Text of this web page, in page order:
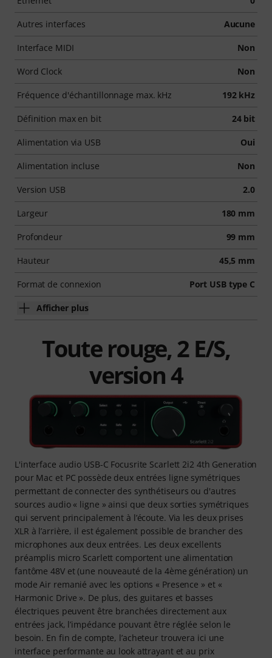
Autres interfaces Aucune
Interface MIDI Non
Word Clock Non
Fréquence d'échantillonnage max. kHz 192 kHz
Définition max en bit 24 bit
Alimentation via USB Oui
Alimentation incluse Non
Version USB 2.0
Largeur 180 mm
Profondeur 99 mm
Hauteur 45,5 mm
Format de connexion Port USB type C
Afficher plus
Toute rouge, 2 E/S,
version 4
L'interface audio USB-C Focusrite Scarlett 2i2 4th Generation
pour Mac et PC possède deux entrées ligne symétriques
permettant de connecter des synthétiseurs ou d'autres
sources audio « ligne » ainsi que deux sorties symétriques
qui servent principalement à l’écoute. Via les deux prises
XLR à l’arrière, il est également possible de brancher des
microphones aux deux entrées. Les deux excellents
préamplis micro Scarlett comportent une alimentation
fantôme 48V et (une nouveauté de la 4ème génération) un
mode Air remanié avec les options « Presence » et «
Harmonic Drive ». De plus, des guitares et basses
électriques peuvent être branchées directement aux
entrées jack, l’impédance pouvant être réglée selon le
besoin. En fin de compte, l’acheteur trouvera ici une
interface performante au look attrayant et au prix